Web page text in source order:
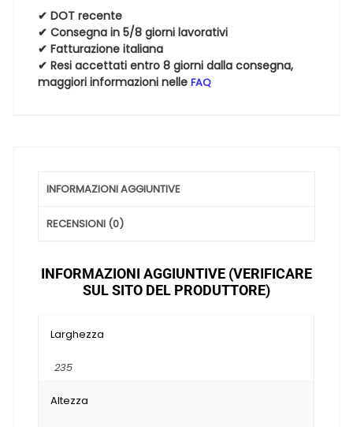
19
105V
4
Stagioni
quantità
✔ DOT recente
✔ Consegna in 5/8 giorni lavorativi
✔ Fatturazione italiana
✔ Resi accettati entro 8 giorni dalla consegna,
maggiori informazioni nelleFAQ
INFORMAZIONI AGGIUNTIVE
RECENSIONI (0)
INFORMAZIONI AGGIUNTIVE (VERIFICARE
SUL SITO DEL PRODUTTORE)
Larghezza
235
Altezza